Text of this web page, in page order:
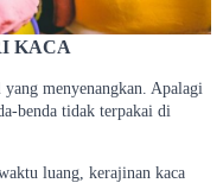
KACA
menyenangkan. Apalagi
benda tidak terpakai di
luang, kerajinan kaca